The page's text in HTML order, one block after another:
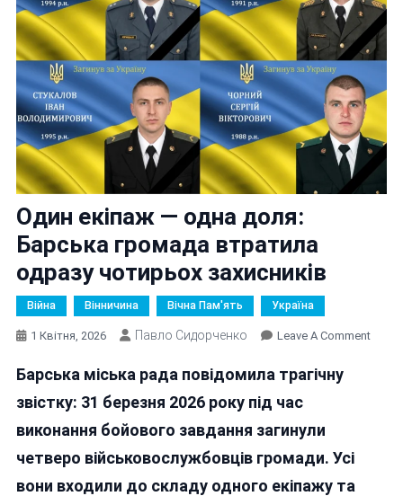
Один екіпаж — одна доля:
Барська громада втратила
одразу чотирьох захисників
Війна Вінничина Вічна Пам'ять Україна
1 Квітня, 2026 Павло Сидорченко Leave A CommentOn
Барська міська рада повідомила трагічну
звістку: 31 березня 2026 року під час
виконання бойового завдання загинули
четверо військовослужбовців громади. Усі
вони входили до складу одного екіпажу та